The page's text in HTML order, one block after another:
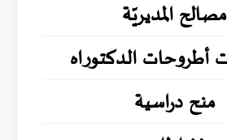
مصالح المديريّة
أطروحات الدكتوراه
منح دراسية